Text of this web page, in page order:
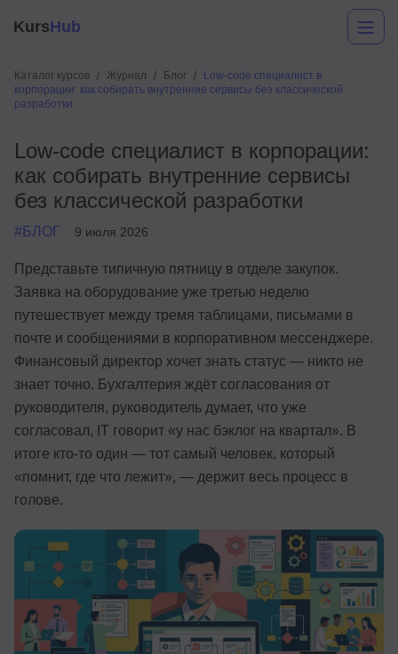
KursHub
Каталог курсов Журнал Блог
Low-code специалист в
корпорации: как собирать внутренние сервисы без классической
разработки
Low-code специалист в корпорации:
как собирать внутренние сервисы
без классической разработки
#БЛОГ 9 июля 2026
Представьте типичную пятницу в отделе закупок.
Заявка на оборудование уже третью неделю
путешествует между тремя таблицами, письмами в
почте и сообщениями в корпоративном мессенджере.
Финансовый директор хочет знать статус — никто не
знает точно. Бухгалтерия ждёт согласования от
руководителя, руководитель думает, что уже
согласовал, IT говорит «у нас бэклог на квартал». В
итоге кто-то один — тот самый человек, который
«помнит, где что лежит», — держит весь процесс в
голове.
Маркетинг
Дизайн
Аналитика
Менеджмент
Иностранные языки
Soft Skills
ДПО
Детям
Акции и промокоды
Рейтинг онлайн-школ